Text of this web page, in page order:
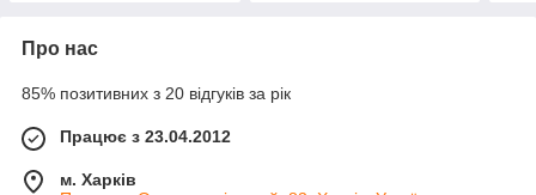
Про нас
85% позитивних з 20 відгуків за рік
Працює з 23.04.2012
м. Харків